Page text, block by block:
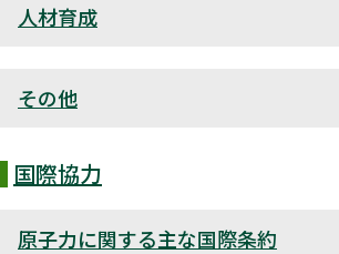
人材育成
その他
国際協力
原子力に関する主な国際条約